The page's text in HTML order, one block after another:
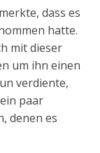
dass es
hatte.
mit dieser
um ihn einen
verdiente,
paar
denen es